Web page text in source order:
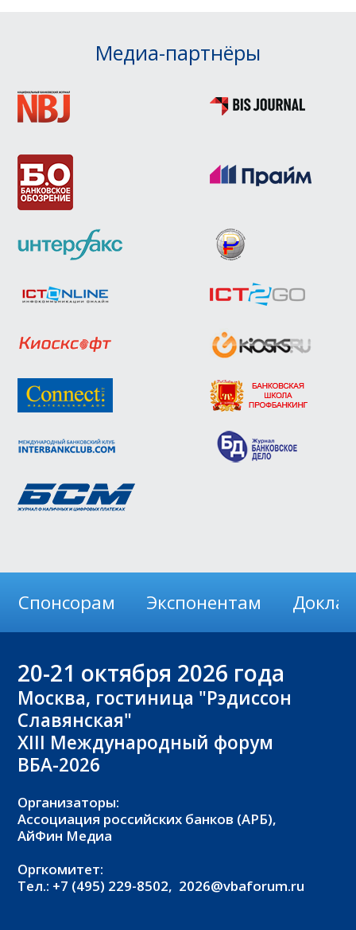
Медиа-партнёры
Спонсорам Экспонентам
20-21 октября 2026 года
Москва, гостиница "Рэдиссон
Славянская"
XIII Международный форум
ВБА-2026
Организаторы:
Ассоциация российских банков (АРБ),
АйФин Медиа
Оргкомитет:
Тел.: +7 (495) 229-8502, 2026@vbaforum.ru